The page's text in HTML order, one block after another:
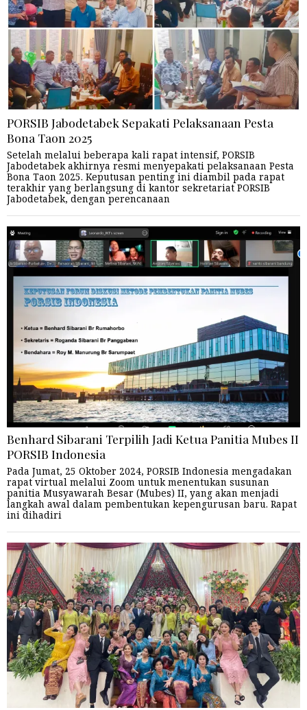
PORSIB Jabodetabek Sepakati Pelaksanaan Pesta
Bona Taon 2025
Setelah melalui beberapa kali rapat intensif, PORSIB
Jabodetabek akhirnya resmi menyepakati pelaksanaan Pesta
Bona Taon 2025. Keputusan penting ini diambil pada rapat
terakhir yang berlangsung di kantor sekretariat PORSIB
Jabodetabek, dengan perencanaan
Benhard Sibarani Terpilih Jadi Ketua Panitia Mubes II
PORSIB Indonesia
Pada Jumat, 25 Oktober 2024, PORSIB Indonesia mengadakan
rapat virtual melalui Zoom untuk menentukan susunan
panitia Musyawarah Besar (Mubes) II, yang akan menjadi
langkah awal dalam pembentukan kepengurusan baru. Rapat
ini dihadiri